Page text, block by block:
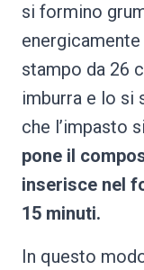
si formino
stampo da 26
imburra e lo si
che l’impasto
pone il
inserisce nel
15 minuti.
In questo